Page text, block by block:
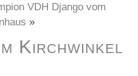
VDH Django vom
»
Kirchwinkel